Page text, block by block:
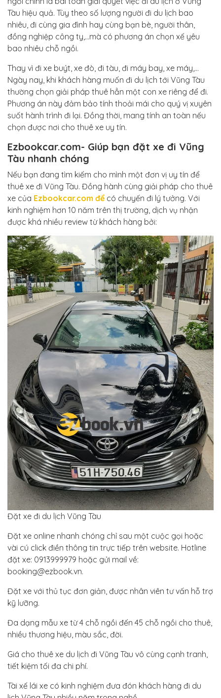
Tàu hiệu quả. Tùy theo số lượng người đi du lịch bao
nhiêu, đi cùng gia đình hay cùng bạn bè, người thân,
đồng nghiệp công ty,…mà có phương án chọn xế yêu
bao nhiêu chỗ ngồi.
Thay vì đi xe buýt, xe đò, đi tàu, đi máy bay, xe máy,…
Ngày nay, khi khách hàng muốn đi du lịch tới Vũng Tàu
thường chọn giải pháp thuê hẳn một con xe riêng để đi.
Phương án này đảm bảo tính thoải mái cho quý vị xuyên
suốt hành trình đi lại. Đồng thời, mang tính an toàn nếu
chọn được nơi cho thuê xe uy tín.
Ezbookcar.com- Giúp bạn đặt xe đi Vũng
Tàu nhanh chóng
Nếu bạn đang tìm kiếm cho mình một đơn vị uy tín để
thuê xe đi Vũng Tàu. Đồng hành cùng giải pháp cho thuê
xe của Ezbookcar.com để có chuyến đi lý tưởng. Với
kinh nghiệm hơn 10 năm trên thị trường, dịch vụ nhận
được khá nhiều review từ khách hàng bởi:
Đặt xe đi du lịch Vũng Tàu
Đặt xe online nhanh chóng chỉ sau một cuộc gọi hoặc
vài cú click điền thông tin trực tiếp trên website. Hotline
đặt xe: 0913999979 hoặc gửi mail về:
booking@ezbook.vn.
Đặt xe với thủ tục đơn giản, được nhân viên tư vấn hỗ trợ
kỹ lưỡng.
Đa dạng mẫu xe từ 4 chỗ ngồi đến 45 chỗ ngồi cho thuê,
nhiều thương hiệu, màu sắc, đời.
Giá cho thuê xe du lịch đi Vũng Tàu vô cùng cạnh tranh,
tiết kiệm tối đa chi phí.
Tài xế lái xe có kinh nghiệm đưa đón khách hàng đi du